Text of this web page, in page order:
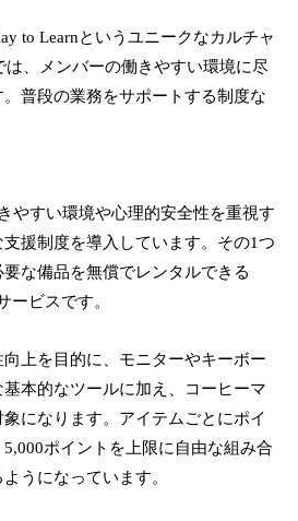
to Learnというユニークなカルチャ
は、メンバーの働きやすい環境に尽
普段の業務をサポートする制度な
やすい環境や心理的安全性を重視す
援制度を導入しています。その1つ
な備品を無償でレンタルできる
ービスです。
上を目的に、モニターやキーボー
基本的なツールに加え、コーヒーマ
になります。アイテムごとにポイ
ポイントを上限に自由な組み合
うになっています。